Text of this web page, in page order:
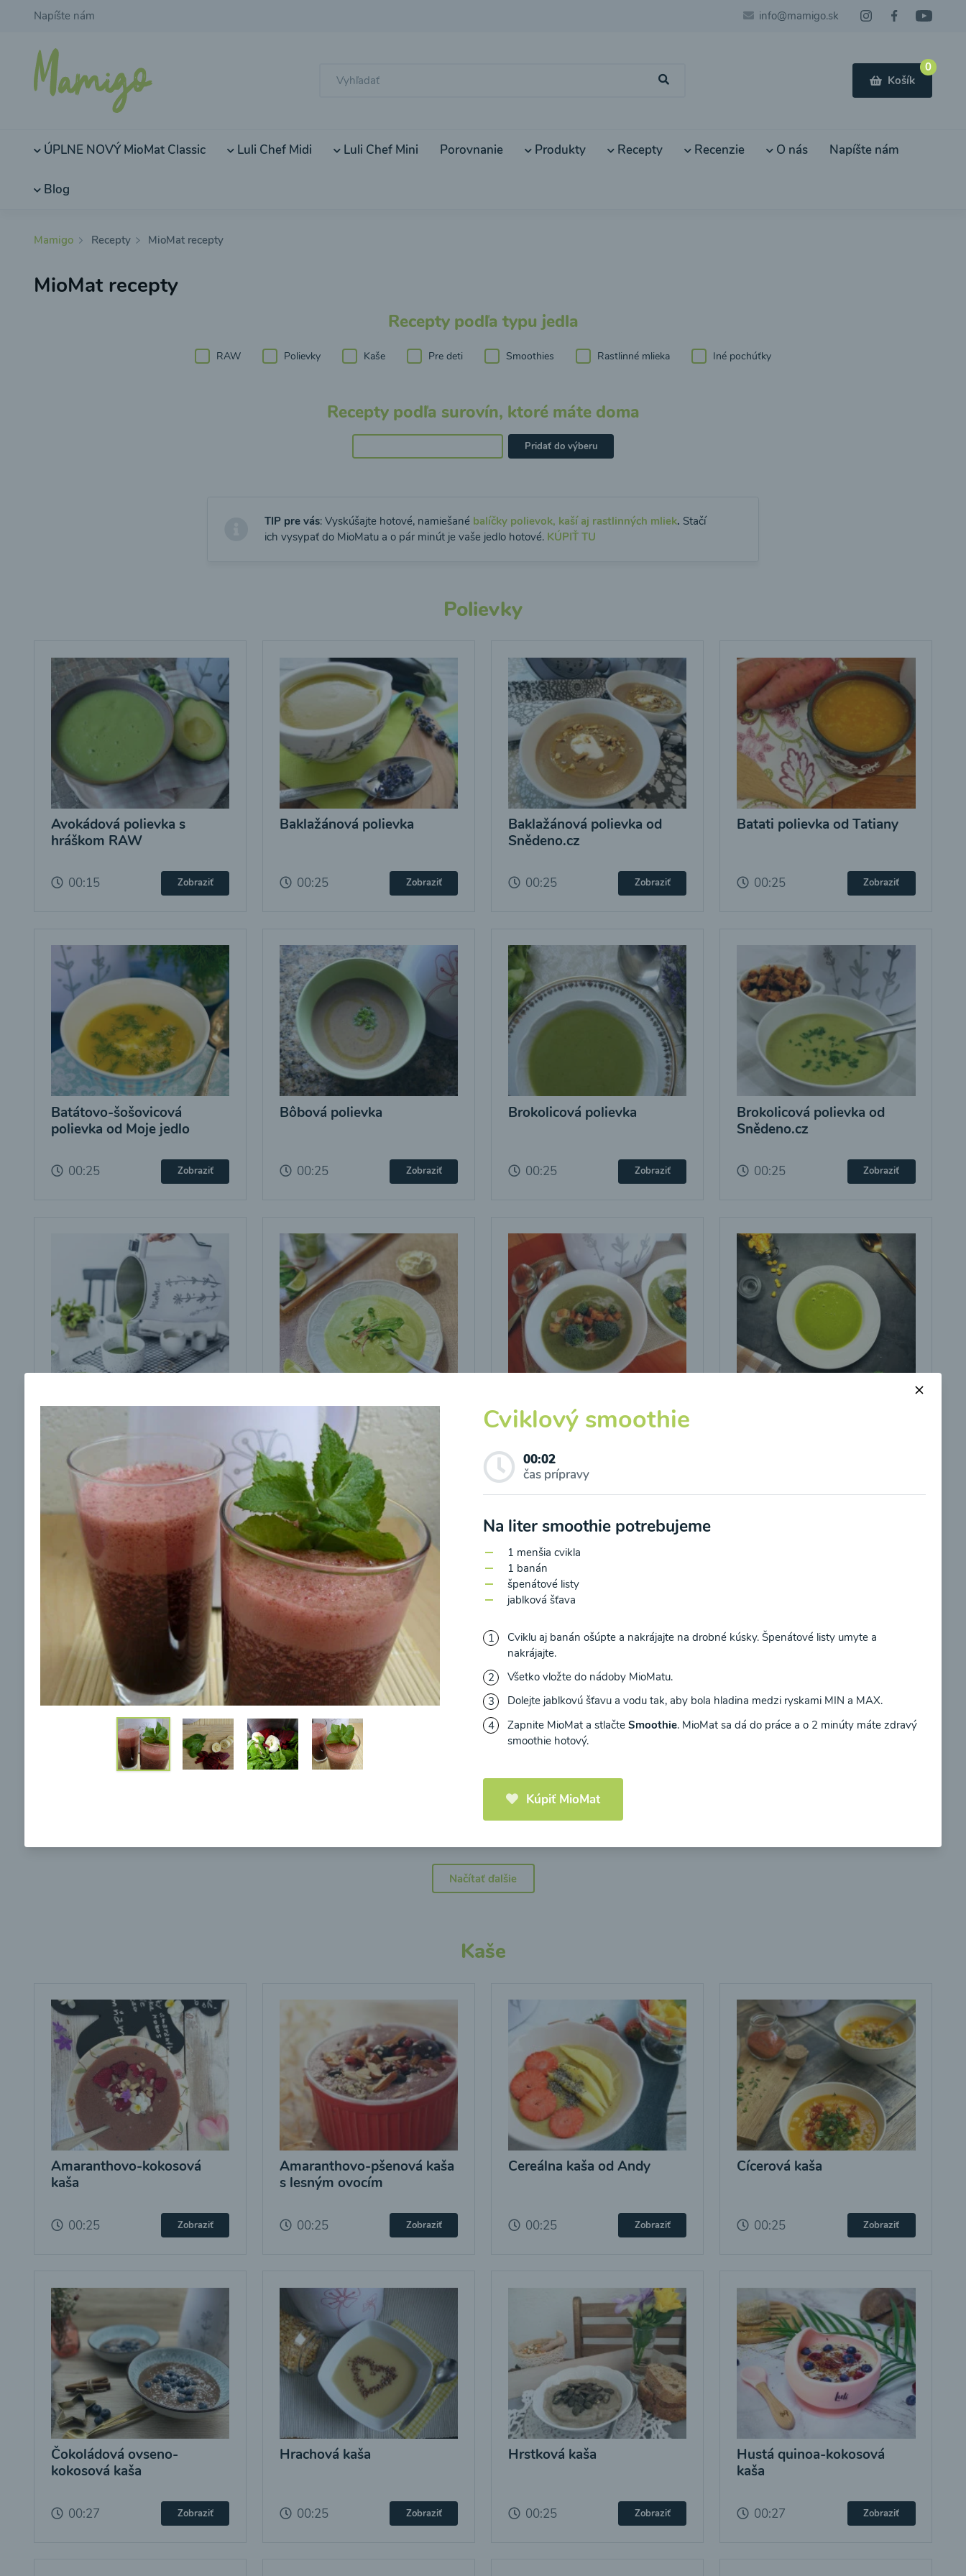
Napíšte nám info@mamigo.sk
0
Košík
ÚPLNE NOVÝ MioMat Classic Luli Chef Midi Luli Chef Mini Porovnanie Produkty Recepty Recenzie O nás Napíšte nám
Blog
Mamigo Recepty MioMat recepty
MioMat recepty
Recepty podľa typu jedla
RAW Polievky Kaše Pre deti Smoothies Rastlinné mlieka Iné pochúťky
Recepty podľa surovín, ktoré máte doma
Pridať do výberu
TIP pre vás: Vyskúšajte hotové, namiešané balíčky polievok, kaší aj rastlinných mliek. Stačí
ich vysypať do MioMatu a o pár minút je vaše jedlo hotové. KÚPIŤ TU
Polievky
Avokádová polievka s
hráškom RAW
00:15 Zobraziť
Baklažánová polievka
00:25 Zobraziť
Baklažánová polievka od
Snědeno.cz
00:25 Zobraziť
Batati polievka od Tatiany
00:25 Zobraziť
Batátovo-šošovicová
polievka od Moje jedlo
00:25 Zobraziť
Bôbová polievka
00:25 Zobraziť
Brokolicová polievka
00:25 Zobraziť
Brokolicová polievka od
Snědeno.cz
00:25 Zobraziť
cesnakom od LaPetit
00:25 Zobraziť
cviklovými listami
00:25
krutónmi z tofu od
Snědeno.cz
00:25
Brokolicová polievka s nivou
Brokolicová polievka s
pečenými cherry a
mozzarelou od Recepty
Mojej Zdravej Kuchyne
Brokolicová polievka so
syrom
00:25
Brokolicové cappuccino
Načítať ďalšie
Kaše
Amaranthovo-kokosová
kaša
00:25 Zobraziť
Amaranthovo-pšenová kaša
s lesným ovocím
00:25 Zobraziť
Cereálna kaša od Andy
00:25 Zobraziť
Cícerová kaša
00:25 Zobraziť
Čokoládová ovseno-
kokosová kaša
00:27 Zobraziť
Hrachová kaša
00:25 Zobraziť
Hrstková kaša
00:25 Zobraziť
Hustá quinoa-kokosová
kaša
00:27 Zobraziť
Cviklový smoothie
00:02
čas prípravy
Na liter smoothie potrebujeme
1 menšia cvikla
1 banán
špenátové listy
jablková šťava
Cviklu aj banán ošúpte a nakrájajte na drobné kúsky. Špenátové listy umyte a
nakrájajte.
Všetko vložte do nádoby MioMatu.
Dolejte jablkovú šťavu a vodu tak, aby bola hladina medzi ryskami MIN a MAX.
Zapnite MioMat a stlačte Smoothie. MioMat sa dá do práce a o 2 minúty máte zdravý
smoothie hotový.
Kúpiť MioMat
Odber noviniek a akcií
Odoslaním registrácie na Newsletter súhlasím so spracovaním osobných údajov pre účely zasielania newsletteru a potvrdzujem, že som si prečítal(a)
Ochrane osobných údajov a súhlasím s nimi.